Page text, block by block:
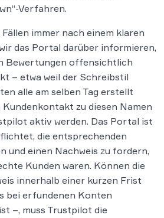
Verfahren.
immer nach einem klaren
das Portal darüber informieren,
Bewertungen offensichtlich
– etwa weil der Schreibstil
alle am selben Tag erstellt
zu diesen Namen
aktiv werden. Das Portal ist
die entsprechenden
und einen Nachweis zu fordern,
Kunden waren. Können die
innerhalb einer kurzen Frist
bei erfundenen Konten
–, muss Trustpilot die